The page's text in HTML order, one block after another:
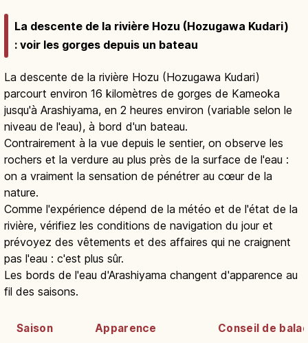
La descente de la rivière Hozu (Hozugawa Kudari)
: voir les gorges depuis un bateau
La descente de la rivière Hozu (Hozugawa Kudari)
parcourt environ 16 kilomètres de gorges de Kameoka
jusqu'à Arashiyama, en 2 heures environ (variable selon le
niveau de l'eau), à bord d'un bateau.
Contrairement à la vue depuis le sentier, on observe les
rochers et la verdure au plus près de la surface de l'eau :
on a vraiment la sensation de pénétrer au cœur de la
nature.
Comme l'expérience dépend de la météo et de l'état de la
rivière, vérifiez les conditions de navigation du jour et
prévoyez des vêtements et des affaires qui ne craignent
pas l'eau : c'est plus sûr.
Les bords de l'eau d'Arashiyama changent d'apparence au
fil des saisons.
Saison Apparence Conseil de